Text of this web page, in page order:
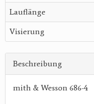
Lauflänge
Visierung
Beschreibung
mith & Wesson 686-4